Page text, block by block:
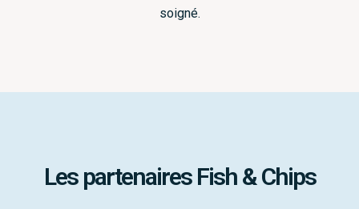
soigné.
Les partenaires Fish & Chips